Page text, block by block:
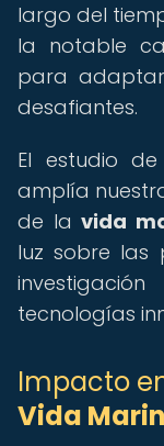
largo del
la notable
para
desafiantes.
El estudio
amplía
de lavida
luz sobre las
tecnologías
Impacto
Vida